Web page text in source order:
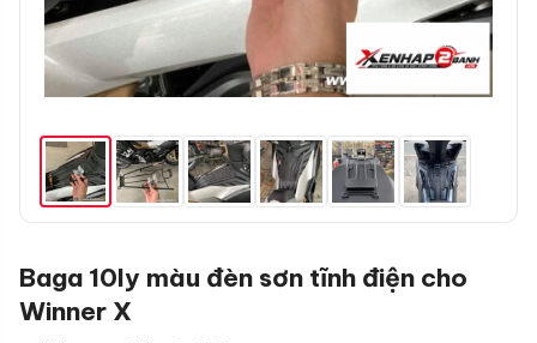
Baga 10ly màu đèn sơn tĩnh điện cho
Winner X